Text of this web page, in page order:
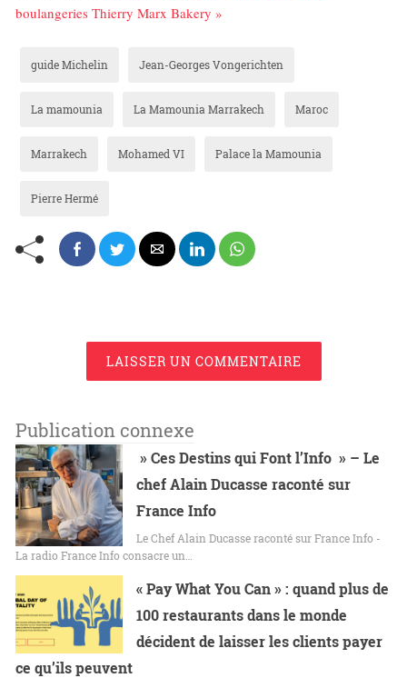
boulangeries Thierry Marx Bakery »
guide Michelin Jean-Georges Vongerichten
La mamounia La Mamounia Marrakech Maroc
Marrakech Mohamed VI Palace la Mamounia
Pierre Hermé
LAISSER UN COMMENTAIRE
Publication connexe
» Ces Destins qui Font l’Info » – Le
chef Alain Ducasse raconté sur
France Info
Le Chef Alain Ducasse raconté sur France Info -
La radio France Info consacre un…
« Pay What You Can » : quand plus de
100 restaurants dans le monde
décident de laisser les clients payer
ce qu’ils peuvent